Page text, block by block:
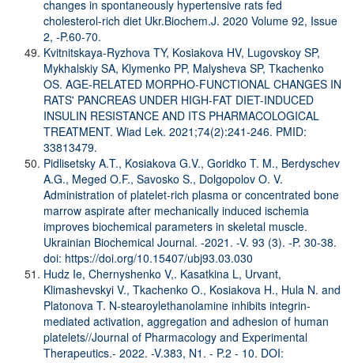
changes in spontaneously hypertensive rats fed
cholesterol-rich diet Ukr.Biochem.J. 2020 Volume 92, Issue
2, -P.60-70.
Kvitnitskaya-Ryzhova TY, Kosiakova HV, Lugovskoy SP,
Mykhalskiy SA, Klymenko PP, Malysheva SP, Tkachenko
OS. AGE-RELATED MORPHO-FUNCTIONAL CHANGES IN
RATS' PANCREAS UNDER HIGH-FAT DIET-INDUCED
INSULIN RESISTANCE AND ITS PHARMACOLOGICAL
TREATMENT. Wiad Lek. 2021;74(2):241-246. PMID:
33813479.
Pidlisetsky A.T., Kosiakova G.V., Goridko T. M., Berdyschev
A.G., Meged O.F., Savosko S., Dolgopolov O. V.
Administration of platelet-rich plasma or concentrated bone
marrow aspirate after mechanically induced ischemia
improves biochemical parameters in skeletal muscle.
Ukrainian Biochemical Journal. -2021. -V. 93 (3). -P. 30-38.
doi: https://doi.org/10.15407/ubj93.03.030
Hudz Ie, Chernyshenko V,. Kasatkina L, Urvant,
Klimashevskyi V., Tkachenko O., Kosiakova H., Hula N. and
Platonova T. N-stearoylethanolamine inhibits integrin-
mediated activation, aggregation and adhesion of human
platelets//Journal of Pharmacology and Experimental
Therapeutics.- 2022. -V.383, N1. - P.2 - 10. DOI: